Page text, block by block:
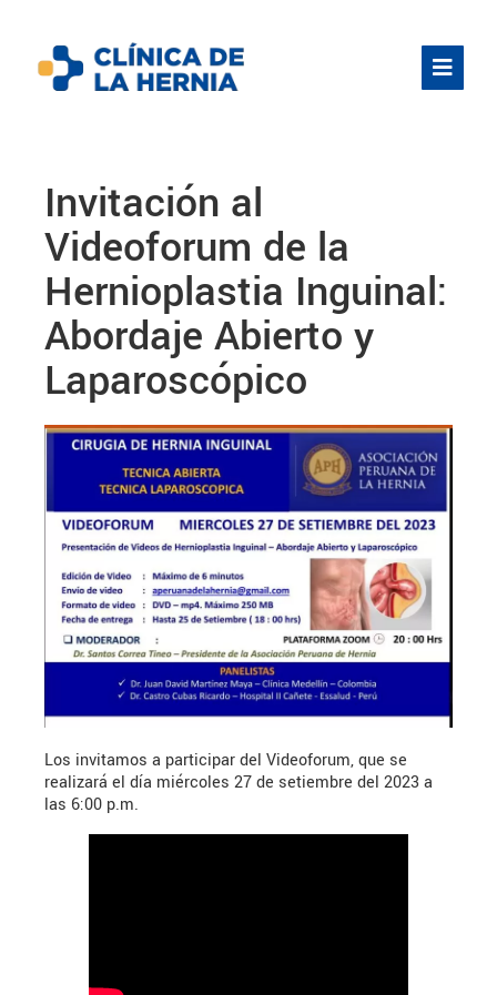
Invitación al
Videoforum de la
Hernioplastia Inguinal:
Abordaje Abierto y
Laparoscópico
Los invitamos a participar del Videoforum, que se
realizará el día miércoles 27 de setiembre del 2023 a
las 6:00 p.m.